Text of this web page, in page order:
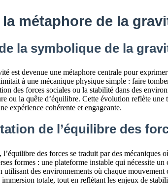
métaphore de la
la symbolique de la
est devenue une métaphore centrale pour
à une mécanique physique simple : faire
des forces sociales ou la stabilité dans des
ou la quête d’équilibre. Cette évolution reflète
expérience cohérente et engageante.
de l’équilibre des
des forces se traduit par des
formes : une plateforme instable qui nécessite
utilisant des environnements où chaque
totale, tout en reflétant les enjeux de